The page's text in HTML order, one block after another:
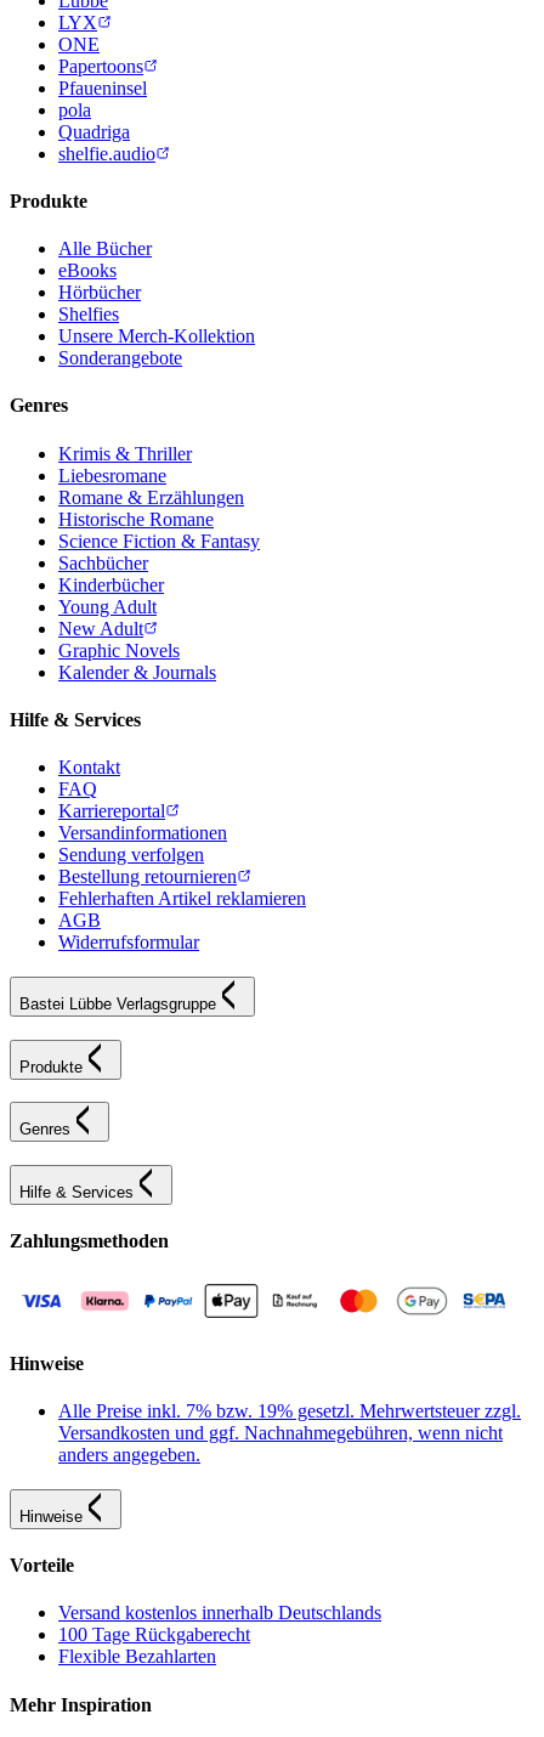
LYX
ONE
Papertoons
Pfaueninsel
pola
Quadriga
shelfie.audio
Produkte
Alle Bücher
eBooks
Hörbücher
Shelfies
Unsere Merch-Kollektion
Sonderangebote
Genres
Krimis & Thriller
Liebesromane
Romane & Erzählungen
Historische Romane
Science Fiction & Fantasy
Sachbücher
Kinderbücher
Young Adult
New Adult
Graphic Novels
Kalender & Journals
Hilfe & Services
Kontakt
FAQ
Karriereportal
Versandinformationen
Sendung verfolgen
Bestellung retournieren
Fehlerhaften Artikel reklamieren
AGB
Widerrufsformular
Bastei Lübbe Verlagsgruppe
Produkte
Genres
Hilfe & Services
Zahlungsmethoden
Hinweise
Alle Preise inkl. 7% bzw. 19% gesetzl. Mehrwertsteuer zzgl.
Versandkosten und ggf. Nachnahmegebühren, wenn nicht
anders angegeben.
Hinweise
Vorteile
Versand kostenlos innerhalb Deutschlands
100 Tage Rückgaberecht
Flexible Bezahlarten
Mehr Inspiration